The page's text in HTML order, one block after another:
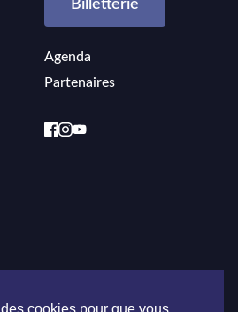
Billetterie
Agenda
Partenaires